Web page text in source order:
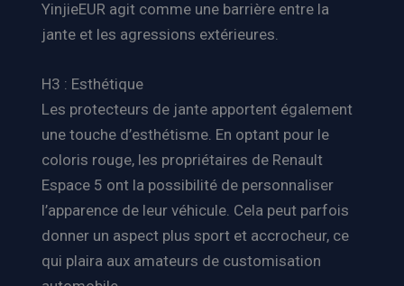
YinjieEUR agit comme une barrière entre la
jante et les agressions extérieures.
H3 : Esthétique
Les protecteurs de jante apportent également
une touche d’esthétisme. En optant pour le
coloris rouge, les propriétaires de Renault
Espace 5 ont la possibilité de personnaliser
l’apparence de leur véhicule. Cela peut parfois
donner un aspect plus sport et accrocheur, ce
qui plaira aux amateurs de customisation